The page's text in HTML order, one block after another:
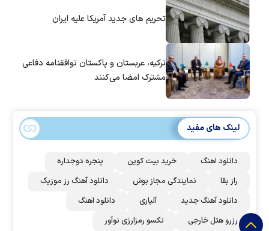
تحریم های جدید آمریکا علیه ایران
ترکیه، عربستان و پاکستان توافقنامه دفاعی
مشترک امضا می‌کنند
لینک های مفید
دانلود اهنگ خرید بیت کوین
پنجره دوجداره
راز بقا
نمایندگی مجاز بوش
دانلود آهنگ رز‌ موزیک
دانلود آهنگ جدید
آلپاری
دانلود اهنگ
رزرو هتل خارجی
نکسو رمزارزی نوآور